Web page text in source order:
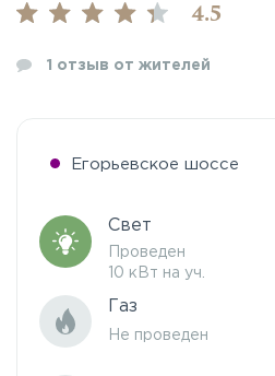
4.5
1 отзыв от жителей
Егорьевское шоссе
Свет
Проведен
10 кВт на уч.
Газ
Не проведен